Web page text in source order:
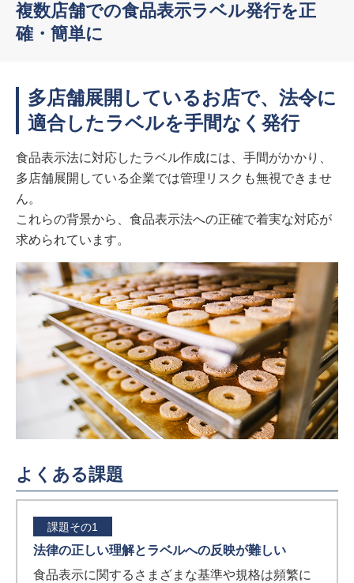
複数店舗での食品表示ラベル発行を正
確・簡単に
多店舗展開しているお店で、法令に
適合したラベルを手間なく発行
食品表示法に対応したラベル作成には、手間がかかり、
多店舗展開している企業では管理リスクも無視できませ
ん。
これらの背景から、食品表示法への正確で着実な対応が
求められています。
よくある課題
課題その1
法律の正しい理解とラベルへの反映が難しい
食品表示に関するさまざまな基準や規格は頻繁に